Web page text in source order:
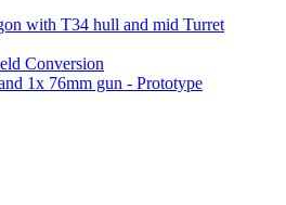
with T34 hull and mid Turret
Conversion
1x 76mm gun - Prototype